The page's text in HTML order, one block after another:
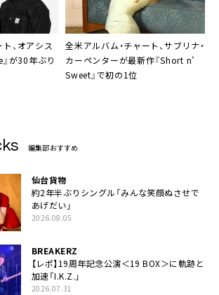
、オアシス
が30年ぶり
全米アルバム・チャート、サブリナ・
カーペンターが最新作『Short n’
Sweet』で初の1位
編集部おすすめ
仙台貨物
約2年半ぶりシングル「みんな笑顔ぬさせで
あげだい」
2026.08.05
BREAKERZ
【レポ】19周年記念公演＜19 BOX＞に軌跡と
加速「I.K.Z.」
2026.07.31